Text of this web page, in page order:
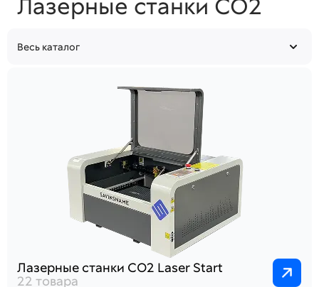
Лазерные станки СО2
Весь каталог
Лазерные станки СО2 Laser Start
22 товара